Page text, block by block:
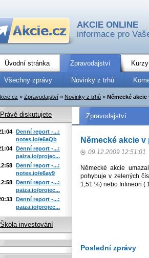
AKCIE ONLINE
informace pro
Úvodní stránka Zpravodajství
Všechny zprávy Novinky z trhů
» Zpravodajství » Novinky z trhů » Německé akcie
Zpravodajství
Německé akcie v
09.12.2009 12:51:01
Německé akcie
pohybuje v zelených
1,51 %) nebo Infineon (
Poslední zprávy
Právě diskutujete
Denní report -...:
notes.io/e6aQb
Denní report -...:
paiza.io/projec...
Denní report -...:
notes.io/e6ay9
Denní report -...:
paiza.io/projec...
Denní report -...:
paiza.io/projec...
Škola investování